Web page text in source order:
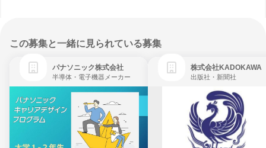
この募集と一緒に見られている募集
パナソニック株式会社
半導体・電子機器メーカー
株式会社KADOKAWA
出版社・新聞社